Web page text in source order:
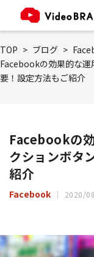
TOP ブログ
Facebookの効果的な運
要！設定方法もご紹介
Facebookの
クションボタ
紹介
Facebook 2020/